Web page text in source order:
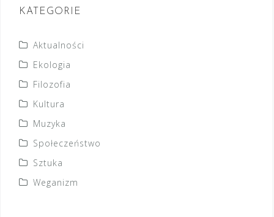
KATEGORIE
Aktualności
Ekologia
Filozofia
Kultura
Muzyka
Społeczeństwo
Sztuka
Weganizm